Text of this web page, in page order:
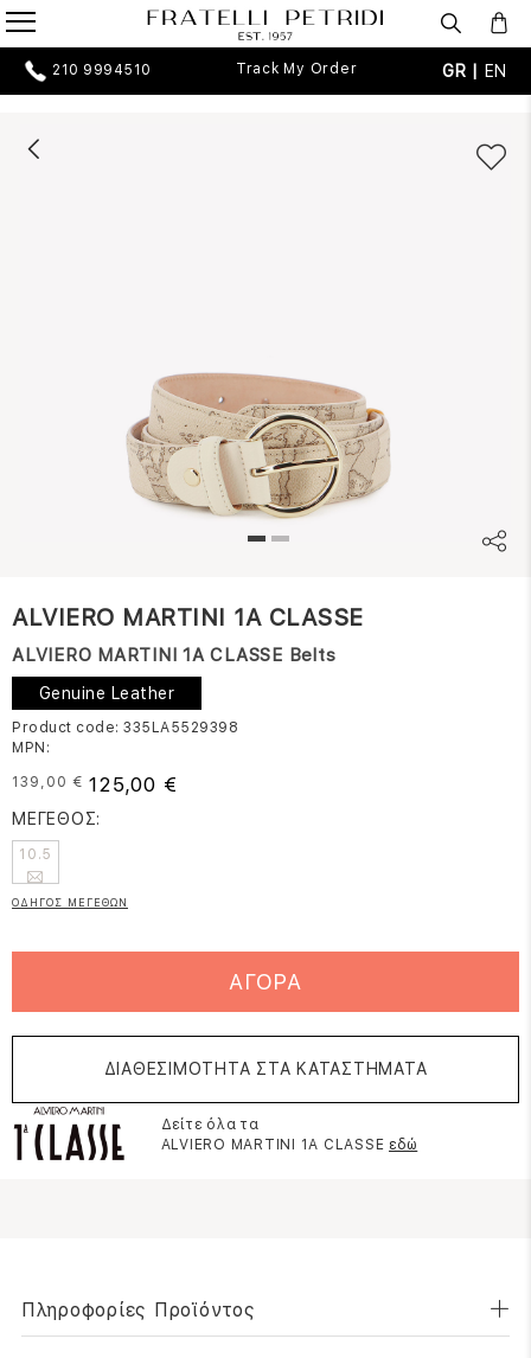
210 9994510 Track My Order GR | EN
ALVIERO MARTINI 1A CLASSE
ALVIERO MARTINI 1A CLASSE Belts
Genuine Leather
Product code: 335LA5529398
MPN:
139,00 € 125,00 €
ΜΕΓΕΘΟΣ:
10.5
ΟΔΗΓΟΣ ΜΕΓΕΘΩΝ
ΑΓΟΡΑ
ΔΙΑΘΕΣΙΜΟΤΗΤΑ ΣΤΑ ΚΑΤΑΣΤΗΜΑΤΑ
Δείτε όλα τα
ALVIERO MARTINI 1A CLASSE εδώ
Πληροφορίες Προϊόντος